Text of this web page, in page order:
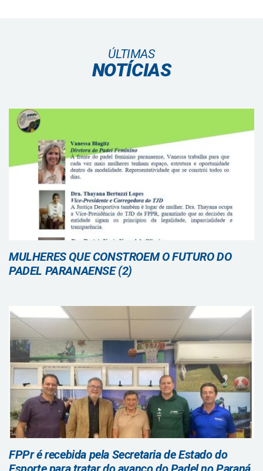
ÚLTIMAS
NOTÍCIAS
MULHERES QUE CONSTROEM O FUTURO DO
PADEL PARANAENSE (2)
FPPr é recebida pela Secretaria de Estado do